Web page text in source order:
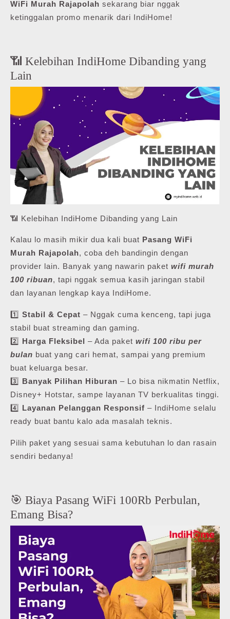
WiFi Murah Rajapolah sekarang biar nggak
ketinggalan promo menarik dari IndiHome!
📶 Kelebihan IndiHome Dibanding yang
Lain
📶 Kelebihan IndiHome Dibanding yang Lain
Kalau lo masih mikir dua kali buat Pasang WiFi
Murah Rajapolah, coba deh bandingin dengan
provider lain. Banyak yang nawarin paket wifi murah
100 ribuan, tapi nggak semua kasih jaringan stabil
dan layanan lengkap kaya IndiHome.
1️⃣ Stabil & Cepat – Nggak cuma kenceng, tapi juga
stabil buat streaming dan gaming.
2️⃣ Harga Fleksibel – Ada paket wifi 100 ribu per
bulan buat yang cari hemat, sampai yang premium
buat keluarga besar.
3️⃣ Banyak Pilihan Hiburan – Lo bisa nikmatin Netflix,
Disney+ Hotstar, sampe layanan TV berkualitas tinggi.
4️⃣ Layanan Pelanggan Responsif – IndiHome selalu
ready buat bantu kalo ada masalah teknis.
Pilih paket yang sesuai sama kebutuhan lo dan rasain
sendiri bedanya!
🎯 Biaya Pasang WiFi 100Rb Perbulan,
Emang Bisa?